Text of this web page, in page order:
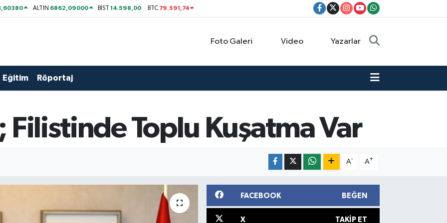
ALTIN 6862,09000 BİST14.598,00 BTC 79.591,74
Foto Galeri Video Yazarlar
Eğitim Röportaj
Filistinde Toplu Kuşatma Var
A- A+
FACEBOOK BEĞEN
X TAKIP ET